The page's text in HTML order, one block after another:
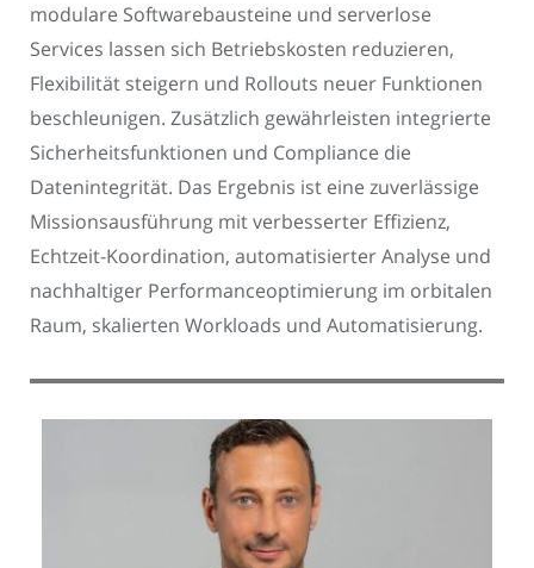
modulare Softwarebausteine und serverlose
Services lassen sich Betriebskosten reduzieren,
Flexibilität steigern und Rollouts neuer Funktionen
beschleunigen. Zusätzlich gewährleisten integrierte
Sicherheitsfunktionen und Compliance die
Datenintegrität. Das Ergebnis ist eine zuverlässige
Missionsausführung mit verbesserter Effizienz,
Echtzeit-Koordination, automatisierter Analyse und
nachhaltiger Performanceoptimierung im orbitalen
Raum, skalierten Workloads und Automatisierung.